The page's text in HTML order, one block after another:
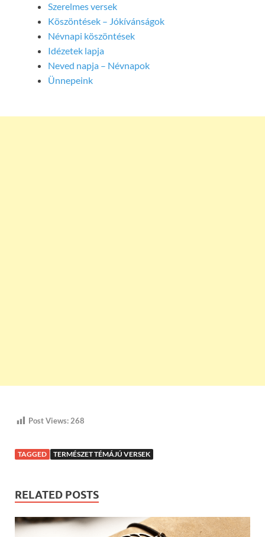
Szerelmes versek
Köszöntések – Jókívánságok
Névnapi köszöntések
Idézetek lapja
Neved napja – Névnapok
Ünnepeink
Post Views: 268
TAGGED TERMÉSZET TÉMÁJÚ VERSEK
RELATED POSTS